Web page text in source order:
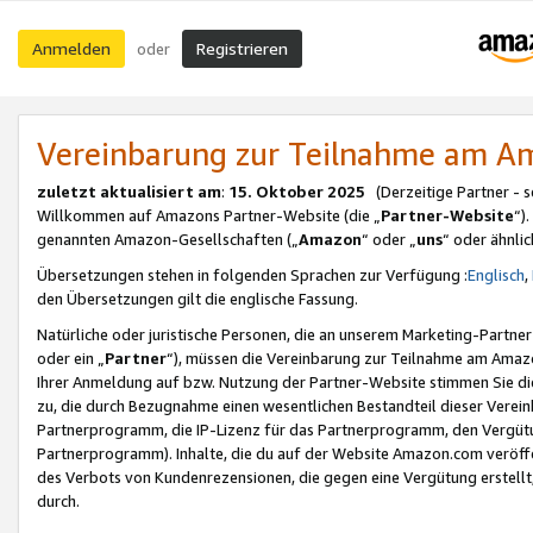
Anmelden oder Registrieren
Vereinbarung zur Teilnahme am
zuletzt aktualisiert am: 15. Oktober 2025 (Derzeitige Partner -
Willkommen auf Amazons Partner-Website (die „Partner-Website
genannten Amazon-Gesellschaften („Amazon“ oder „uns“ oder
Übersetzungen stehen in folgenden Sprachen zur Verfügung :Englisch,
den Übersetzungen gilt die englische Fassung.
Natürliche oder juristische Personen, die an unserem Marketing-
oder ein „Partner“), müssen die Vereinbarung zur Teilnahme am
Ihrer Anmeldung auf bzw. Nutzung der Partner-Website stimmen Sie
zu, die durch Bezugnahme einen wesentlichen Bestandteil dieser
Partnerprogramm, die IP-Lizenz für das Partnerprogramm, den
Partnerprogramm). Inhalte, die du auf der Website Amazon.com
des Verbots von Kundenrezensionen, die gegen eine Vergütung
durch.